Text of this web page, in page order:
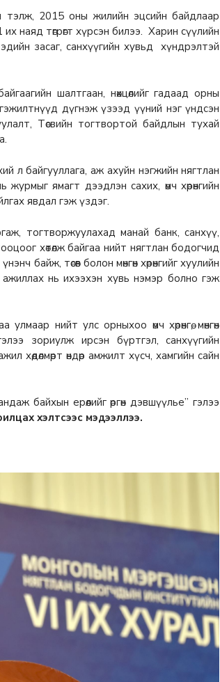
тэлж, 2015 оны жилийн эцсийн байдлаар
наяд төгрөгт хүрсэн билээ. Харин сүүлийн
засаг, санхүүгийн хувьд хүндрэлтэй
шалтгаан, нөхцөлийг гадаад орны
дүгнэж үзээд үүний нэг үндсэн
Төсвийн тогтвортой байдлын тухай
л байгууллага, аж ахуйн нэгжийн нягтлан
ямагт дээдлэн сахих, өмч хөрөнгийн
явдал гэж үздэг.
тогтворжуулахад манай банк, санхүү,
хөтөлж байгаа нийт нягтлан бодогчид
байж, төсөв болон мөнгөн хөрөнгийг хуулийн
нь ихээхэн хувь нэмэр болно гэж
нийт улс орныхоо өмч хөрөнгө, мөнгөн
зориулж ирсэн бүртгэл, санхүүгийн
өндөр амжилт хүсч, хамгийн сайн
байхын ерөөлийг өргөн дэвшүүлье” гэлээ
хэлтсээс мэдээллээ.